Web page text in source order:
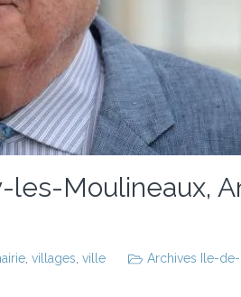
les-Moulineaux,
villages ville Archives Ile-